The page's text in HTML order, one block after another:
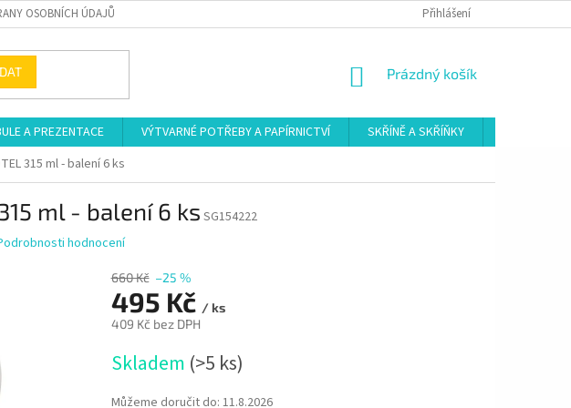
OSOBNÍCH ÚDAJŮ Přihlášení
NÁKUPNÍ
Prázdný košík
A PREZENTACE VÝTVARNÉ POTŘEBY A PAPÍRNICTVÍ SKŘÍNĚ A SKŘÍŇKY
315 ml - balení 6 ks
ml - balení 6 ks SG154222
hodnocení
660 Kč –25 %
495 Kč / ks
409 Kč bez DPH
cena:
Skladem (>5 ks)
Můžeme doručit do: 11.8.2026